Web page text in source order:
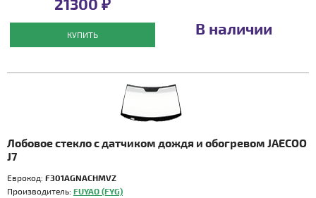
КУПИТЬ В наличии
Лобовое стекло с датчиком дождя и обогревом JAECOO
J7
Еврокод: F301AGNACHMVZ
Производитель: FUYAO (FYG)